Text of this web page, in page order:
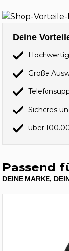
Deine
Große
Sicheres
über
Passend
DEINE MARKE,